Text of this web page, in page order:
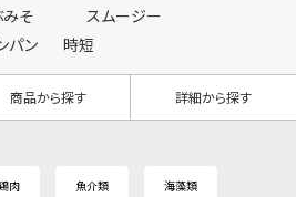
みそ
スムージー
パン 時短
商品から探す 詳細から探す
肉 魚介類 海藻類